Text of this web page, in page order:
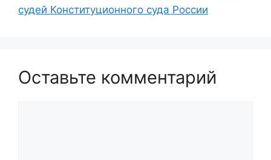
судей Конституционного суда России
Оставьте комментарий